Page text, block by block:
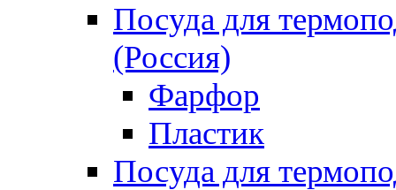
Посуда для
(Россия)
Фарфор
Пластик
Посуда для